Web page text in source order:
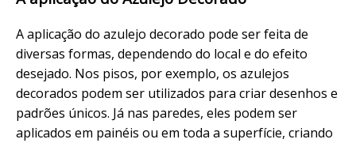
A aplicação do azulejo decorado pode ser feita de
diversas formas, dependendo do local e do efeito
desejado. Nos pisos, por exemplo, os azulejos
decorados podem ser utilizados para criar desenhos e
padrões únicos. Já nas paredes, eles podem ser
aplicados em painéis ou em toda a superfície, criando